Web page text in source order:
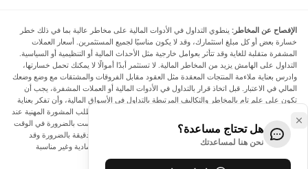
الإفصاح عن المخاطر: ينطوي التداول في الأدوات المالية على مخاطر عالية بما في ذلك خطر
خسارة بعض أو كل مبلغ استثمارك، وقد لا يكون مناسبًا لجميع المستثمرين. أسعار العملات
المشفرة متقلبة للغاية وقد تتأثر بعوامل خارجية مثل الأحداث المالية أو التنظيمية أو السياسية.
التداول على الهامش يزيد من المخاطر المالية. لا تستثمر أبدًا أموالًا لا يمكنك تحمل خسارتها،
وادرس بعناية ملاءمة المنتجات المعقدة مثل العقود مقابل الفروقات والمشتقات مع وضع وضعك
المالي في الاعتبار. قبل اتخاذ قرار بالتداول في الأدوات المالية أو العملات المشفرة، يجب أن
تكون على علم تام بالمخاطر والتكاليف المرتبطة بالتداول في الأسواق المالية، وأن تفكر بعناية
في أهدافك الاستثمارية ومستوى خبرتك ورغبتك في المخاطرة، وأن تطلب المشورة المهنية عند
الحاجة. تود Arincen أن تذكرك بأن البيانات الواردة في هذا الموقع ليست بالضرورة في الوقت
الفعلي وليست دقيقة. البيانات والأسعار الموجودة على الموقع ليست دقيقة بالضرورة وقد
تختلف عن السعر الفعلي في أي سوق معينة، مما يعني أن الأسعار إرشادية وغير مناسبة
لأغراض التداول.
هل تحتاج مساعدة؟
نحن هنا لمساعدتك